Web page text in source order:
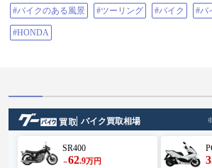
#バイクのある風景 #ツーリング #バイク #バ
#HONDA
バイク買取相場
SR400
～62.9万円 3